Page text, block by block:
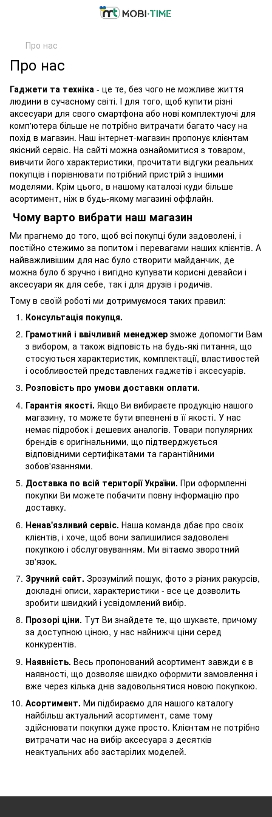
Про нас
Про нас
Гаджети та техніка - це те, без чого не можливе життя
людини в сучасному світі. І для того, щоб купити різні
аксесуари для свого смартфона або нові комплектуючі для
комп'ютера більше не потрібно витрачати багато часу на
похід в магазин. Наш інтернет-магазин пропонує клієнтам
якісний сервіс. На сайті можна ознайомитися з товаром,
вивчити його характеристики, прочитати відгуки реальних
покупців і порівнювати потрібний пристрій з іншими
моделями. Крім цього, в нашому каталозі куди більше
асортимент, ніж в будь-якому магазині оффлайн.
Чому варто вибрати наш магазин
Ми прагнемо до того, щоб всі покупці були задоволені, і
постійно стежимо за попитом і перевагами наших клієнтів. А
найважливішим для нас було створити майданчик, де
можна було б зручно і вигідно купувати корисні девайси і
аксесуари як для себе, так і для друзів і родичів.
Тому в своїй роботі ми дотримуємося таких правил:
Консультація покупця.
Грамотний і ввічливий менеджер зможе допомогти Вам
з вибором, а також відповість на будь-які питання, що
стосуються характеристик, комплектації, властивостей
і особливостей представлених гаджетів і аксесуарів.
Розповість про умови доставки оплати.
Гарантія якості. Якщо Ви вибираєте продукцію нашого
магазину, то можете бути впевнені в її якості. У нас
немає підробок і дешевих аналогів. Товари популярних
брендів є оригінальними, що підтверджується
відповідними сертифікатами та гарантійними
зобов'язаннями.
Доставка по всій території України. При оформленні
покупки Ви можете побачити повну інформацію про
доставку.
Ненав'язливий сервіс. Наша команда дбає про своїх
клієнтів, і хоче, щоб вони залишилися задоволені
покупкою і обслуговуванням. Ми вітаємо зворотний
зв'язок.
Зручний сайт. Зрозумілий пошук, фото з різних ракурсів,
докладні описи, характеристики - все це дозволить
зробити швидкий і усвідомлений вибір.
Прозорі ціни. Тут Ви знайдете те, що шукаєте, причому
за доступною ціною, у нас найнижчі ціни серед
конкурентів.
Наявність. Весь пропонований асортимент завжди є в
наявності, що дозволяє швидко оформити замовлення і
вже через кілька днів задовольнятися новою покупкою.
Асортимент. Ми підбираємо для нашого каталогу
найбільш актуальний асортимент, саме тому
здійснювати покупки дуже просто. Клієнтам не потрібно
витрачати час на вибір аксесуара з десятків
неактуальних або застарілих моделей.